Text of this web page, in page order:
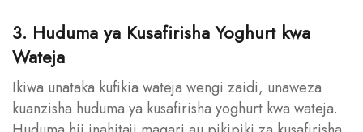
3. Huduma ya Kusafirisha Yoghurt kwa
Wateja
Ikiwa unataka kufikia wateja wengi zaidi, unaweza
kuanzisha huduma ya kusafirisha yoghurt kwa wateja.